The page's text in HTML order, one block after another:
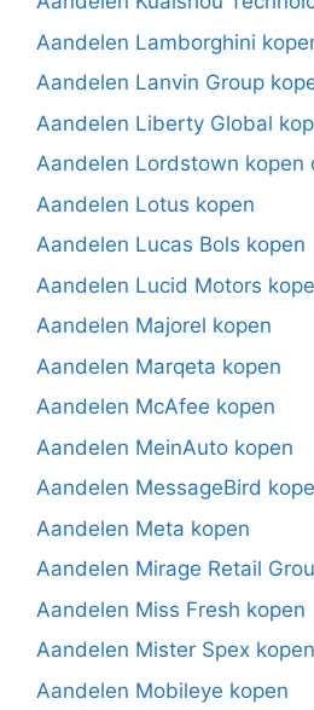
Aandelen Lamborghini
Aandelen Lanvin Group
Aandelen Liberty Global
Aandelen Lordstown kopen
Aandelen Lotus kopen
Aandelen Lucas Bols kopen
Aandelen Lucid Motors
Aandelen Majorel kopen
Aandelen Marqeta kopen
Aandelen McAfee kopen
Aandelen MeinAuto kopen
Aandelen MessageBird
Aandelen Meta kopen
Aandelen Mirage Retail
Aandelen Miss Fresh kopen
Aandelen Mister Spex kopen
Aandelen Mobileye kopen